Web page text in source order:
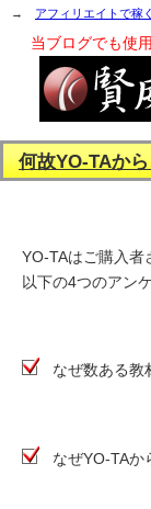
→ アフィリエイトで稼
当ブログでも使
何故YO-TAか
YO-TAはご購入者
以下の4つのアン
なぜ数ある教
なぜYO-TAか